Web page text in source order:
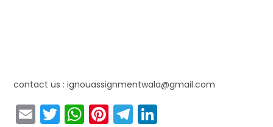
contact us : ignouassignmentwala@gmail.com
E T W Pi T